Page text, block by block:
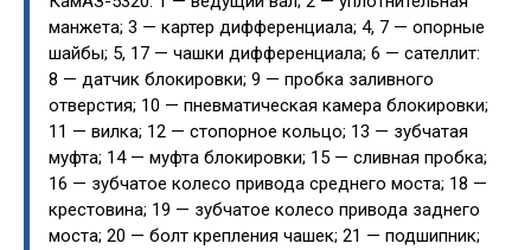
манжета; 3 — картер дифференциала; 4, 7 — опорные
шайбы; 5, 17 — чашки дифференциала; 6 — сателлит:
8 — датчик блокировки; 9 — пробка заливного
отверстия; 10 — пневматическая камера блокировки;
11 — вилка; 12 — стопорное кольцо; 13 — зубчатая
муфта; 14 — муфта блокировки; 15 — сливная пробка;
16 — зубчатое колесо привода среднего моста; 18 —
крестовина; 19 — зубчатое колесо привода заднего
моста; 20 — болт крепления чашек; 21 — подшипник;